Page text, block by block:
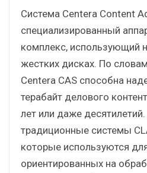
Система Centera Content
специализированный
комплекс, использующий
жестких дисках. По
Centera CAS способна
терабайт делового
лет или даже
традиционные системы
которые используются
ориентированных на